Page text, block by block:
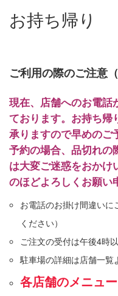
お持ち帰り
ご利用の際のご注意
現在、店舗へのお電話
ております。お持ち帰
承りますので早めのご
予約の場合、品切れの
は大変ご迷惑をおかけ
のほどよろしくお願い
お電話のお掛け間違い
ください）
ご注文の受付は午後4時
駐車場の詳細は店舗一覧
各店舗のメニュ
やきとり占い
お持ち帰り
こだわりと歴史
クーポン
採用情報
企業情報
お問い合わせ
プライバシーポリシー
アレルギー情報